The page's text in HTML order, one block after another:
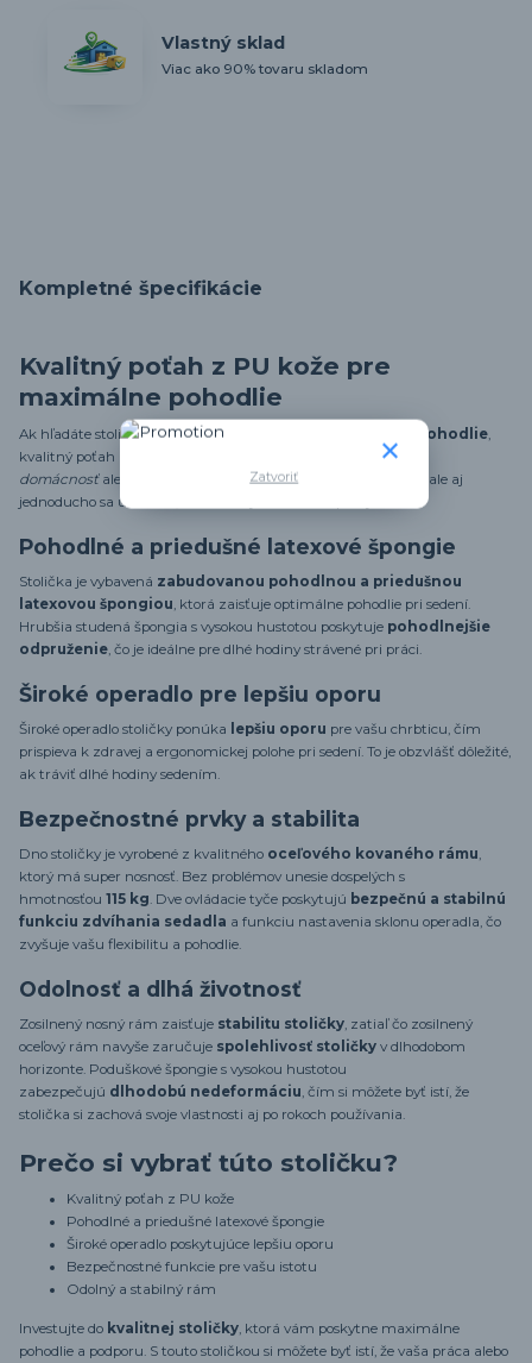
Vlastný sklad
Viac ako 90% tovaru skladom
Kompletné špecifikácie
Kvalitný poťah z PU kože pre
maximálne pohodlie
Ak hľadáte stoličku, ktorá kombinuje pohodlie
kvalitný poťah z PU kože je ideálnou voľbou pre
domácnosťalebo
. Tento materiál je nielen odolný, ale aj
jednoducho sa udržiava, čo zaručuje dlhodobú spokojnosť.
Pohodlné a priedušné latexové špongie
Stolička je vybavená zabudovanou pohodlnou a priedušnou
latexovou špongiou, ktorá zaisťuje optimálne pohodlie pri sedení.
Hrubšia studená špongia s vysokou hustotou poskytuje pohodlnejšie
odpruženie, čo je ideálne pre dlhé hodiny strávené pri práci.
Široké operadlo pre lepšiu oporu
Široké operadlo stoličky ponúka lepšiu oporu pre vašu chrbticu, čím
prispieva k zdravej a ergonomickej polohe pri sedení. To je obzvlášť dôležité,
ak tráviť dlhé hodiny sedením.
Bezpečnostné prvky a stabilita
Dno stoličky je vyrobené z kvalitného oceľového kovaného rámu,
ktorý má super nosnosť. Bez problémov unesie dospelých s
hmotnosťou 115 kg. Dve ovládacie tyče poskytujú bezpečnú a stabilnú
funkciu zdvíhania sedadla a funkciu nastavenia sklonu operadla, čo
zvyšuje vašu flexibilitu a pohodlie.
Odolnosť a dlhá životnosť
Zosilnený nosný rám zaisťuje stabilitu stoličky, zatiaľ čo zosilnený
oceľový rám navyše zaručuje spolehlivosť stoličky v dlhodobom
horizonte. Poduškové špongie s vysokou hustotou
zabezpečujú dlhodobú nedeformáciu, čím si môžete byť istí, že
stolička si zachová svoje vlastnosti aj po rokoch používania.
Prečo si vybrať túto stoličku?
Kvalitný poťah z PU kože
Pohodlné a priedušné latexové špongie
Široké operadlo poskytujúce lepšiu oporu
Bezpečnostné funkcie pre vašu istotu
Odolný a stabilný rám
Investujte do kvalitnej stoličky , ktorá vám poskytne maximálne
pohodlie a podporu. S touto stoličkou si môžete byť istí, že vaša práca alebo
Zatvoriť